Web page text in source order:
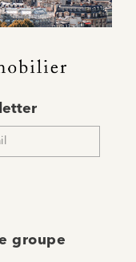
groupe